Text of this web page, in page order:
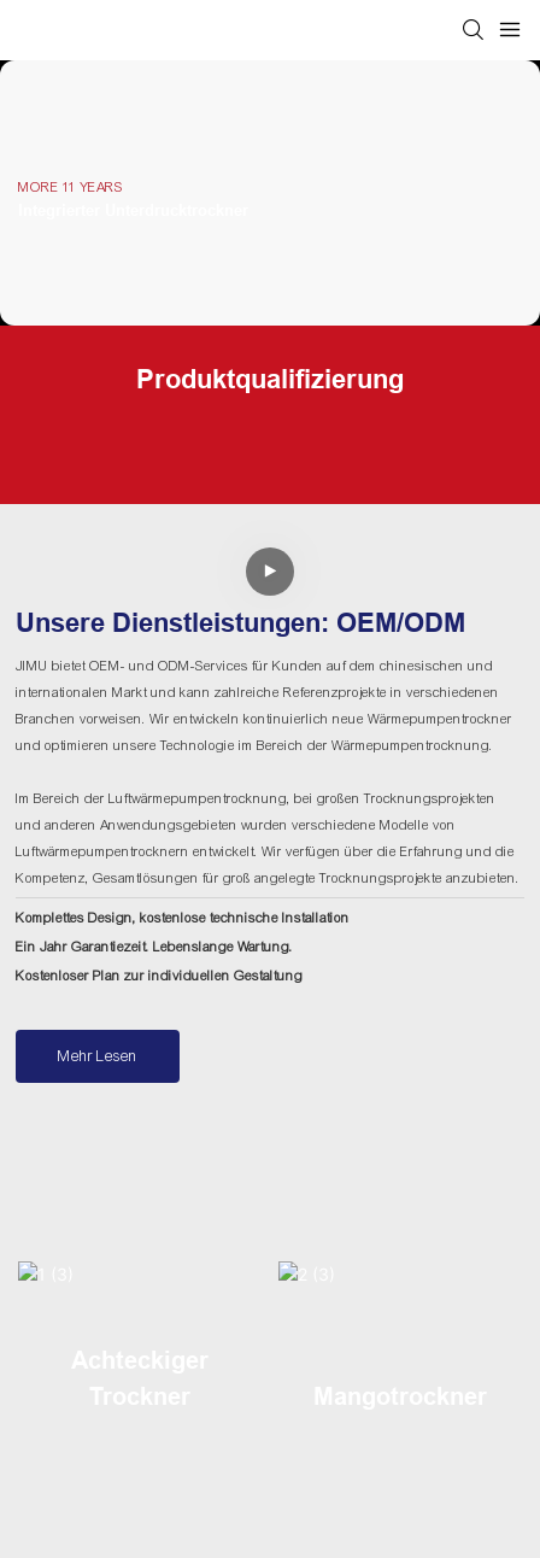
MORE 11 YEARS
Produktqualifizierung
Unsere Dienstleistungen: OEM/ODM
JIMU bietet OEM- und ODM-Services für Kunden auf dem chinesischen und
internationalen Markt und kann zahlreiche Referenzprojekte in verschiedenen
Branchen vorweisen. Wir entwickeln kontinuierlich neue Wärmepumpentrockner
und optimieren unsere Technologie im Bereich der Wärmepumpentrocknung.
Im Bereich der Luftwärmepumpentrocknung, bei großen Trocknungsprojekten
und anderen Anwendungsgebieten wurden verschiedene Modelle von
Luftwärmepumpentrocknern entwickelt. Wir verfügen über die Erfahrung und die
Kompetenz, Gesamtlösungen für groß angelegte Trocknungsprojekte anzubieten.
Komplettes Design, kostenlose technische Installation
Ein Jahr Garantiezeit. Lebenslange Wartung.
Kostenloser Plan zur individuellen Gestaltung
Mehr Lesen